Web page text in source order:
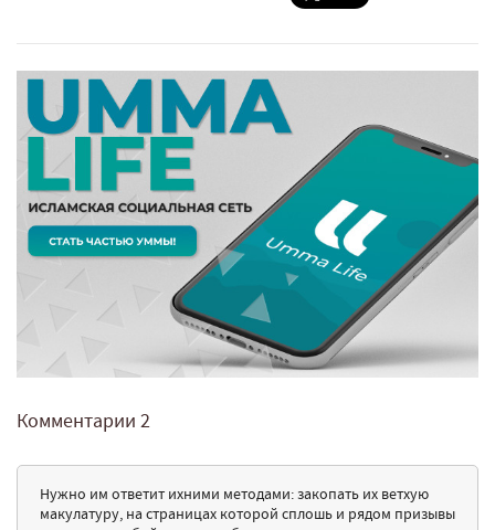
Комментарии 2
Нужно им ответит ихними методами: закопать их ветхую
макулатуру, на страницах которой сплошь и рядом призывы